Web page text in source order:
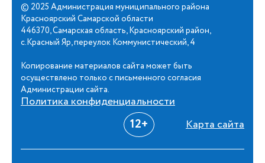
© 2025 Администрация муниципального района
Красноярский Самарской области
446370, Самарская область, Красноярский район,
с.Красный Яр, переулок Коммунистический, 4
Копирование материалов сайта может быть
осуществлено только с письменного согласия
Администрации сайта.
Политика конфиденциальности
12+ Карта сайта